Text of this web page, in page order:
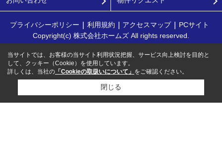
プライバシーポリシー 利用規約 アクセスマップ
PCサイト
Copyright(c) 株式会社ホームズ All rights reserved.
当サイトでは、お客様の当サイト利用状況把握、サービス向上検討を目的と
して、クッキー（Cookie）を使用しています。
詳しくは、当社の 「Cookieの取扱いについて」 をご確認ください。
閉じる